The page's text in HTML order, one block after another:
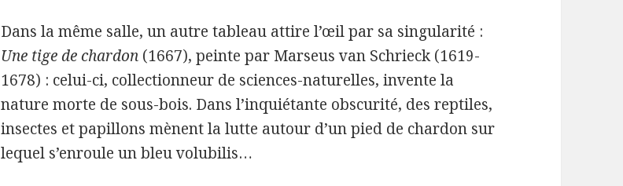
Dans la même salle, un autre tableau attire l’œil par sa singularité :
Une tige de chardon (1667), peinte par Marseus van Schrieck (1619-
1678) : celui-ci, collectionneur de sciences-naturelles, invente la
nature morte de sous-bois. Dans l’inquiétante obscurité, des reptiles,
insectes et papillons mènent la lutte autour d’un pied de chardon sur
lequel s’enroule un bleu volubilis…